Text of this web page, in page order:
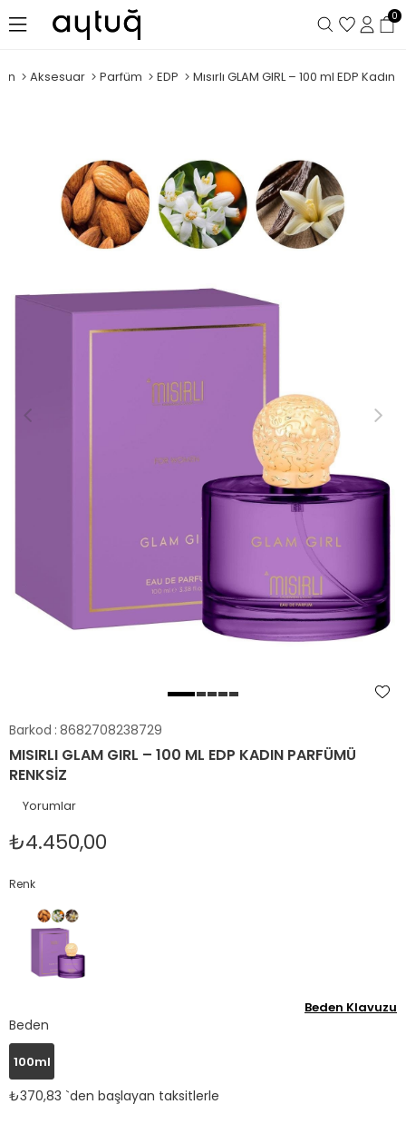
0
Aksesuar Parfüm EDP Mısırlı GLAM GIRL – 100 ml EDP
Barkod : 8682708238729
MISIRLI GLAM GIRL – 100 ML EDP KADIN PARFÜMÜ
RENKSIZ
Yorumlar
₺4.450,00
Renk
Beden Klavuzu
Beden
100ml
₺370,83 `den başlayan taksitlerle